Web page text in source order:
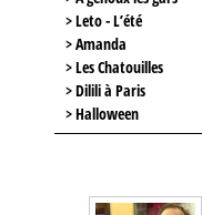
> Leto - L’été
> Amanda
> Les Chatouilles
> Dilili à Paris
> Halloween